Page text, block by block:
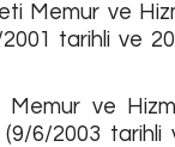
Memur ve
tarihli ve
Memur ve
(9/6/2003